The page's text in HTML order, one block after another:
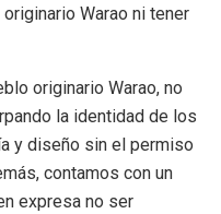
Warao ni tener
originario Warao, no
la identidad de los
y diseño sin el permiso
contamos con un
expresa no ser